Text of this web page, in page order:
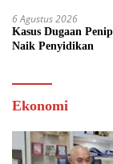
6 Agustus 2026
Kasus Dugaan
Naik Penyidikan
Ekonomi